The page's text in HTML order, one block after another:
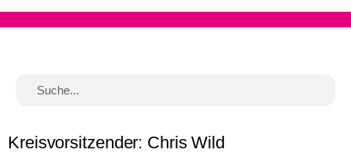
Kreisvorsitzender: Chris Wild